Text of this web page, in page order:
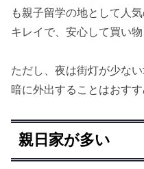
も親子留学の地として人
キレイで、安心して買い物
ただし、夜は街灯が少な
暗に外出することはおすす
親日家が多い